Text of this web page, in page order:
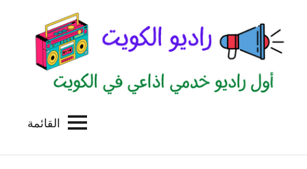
المحتوى
الكويت
القائمة